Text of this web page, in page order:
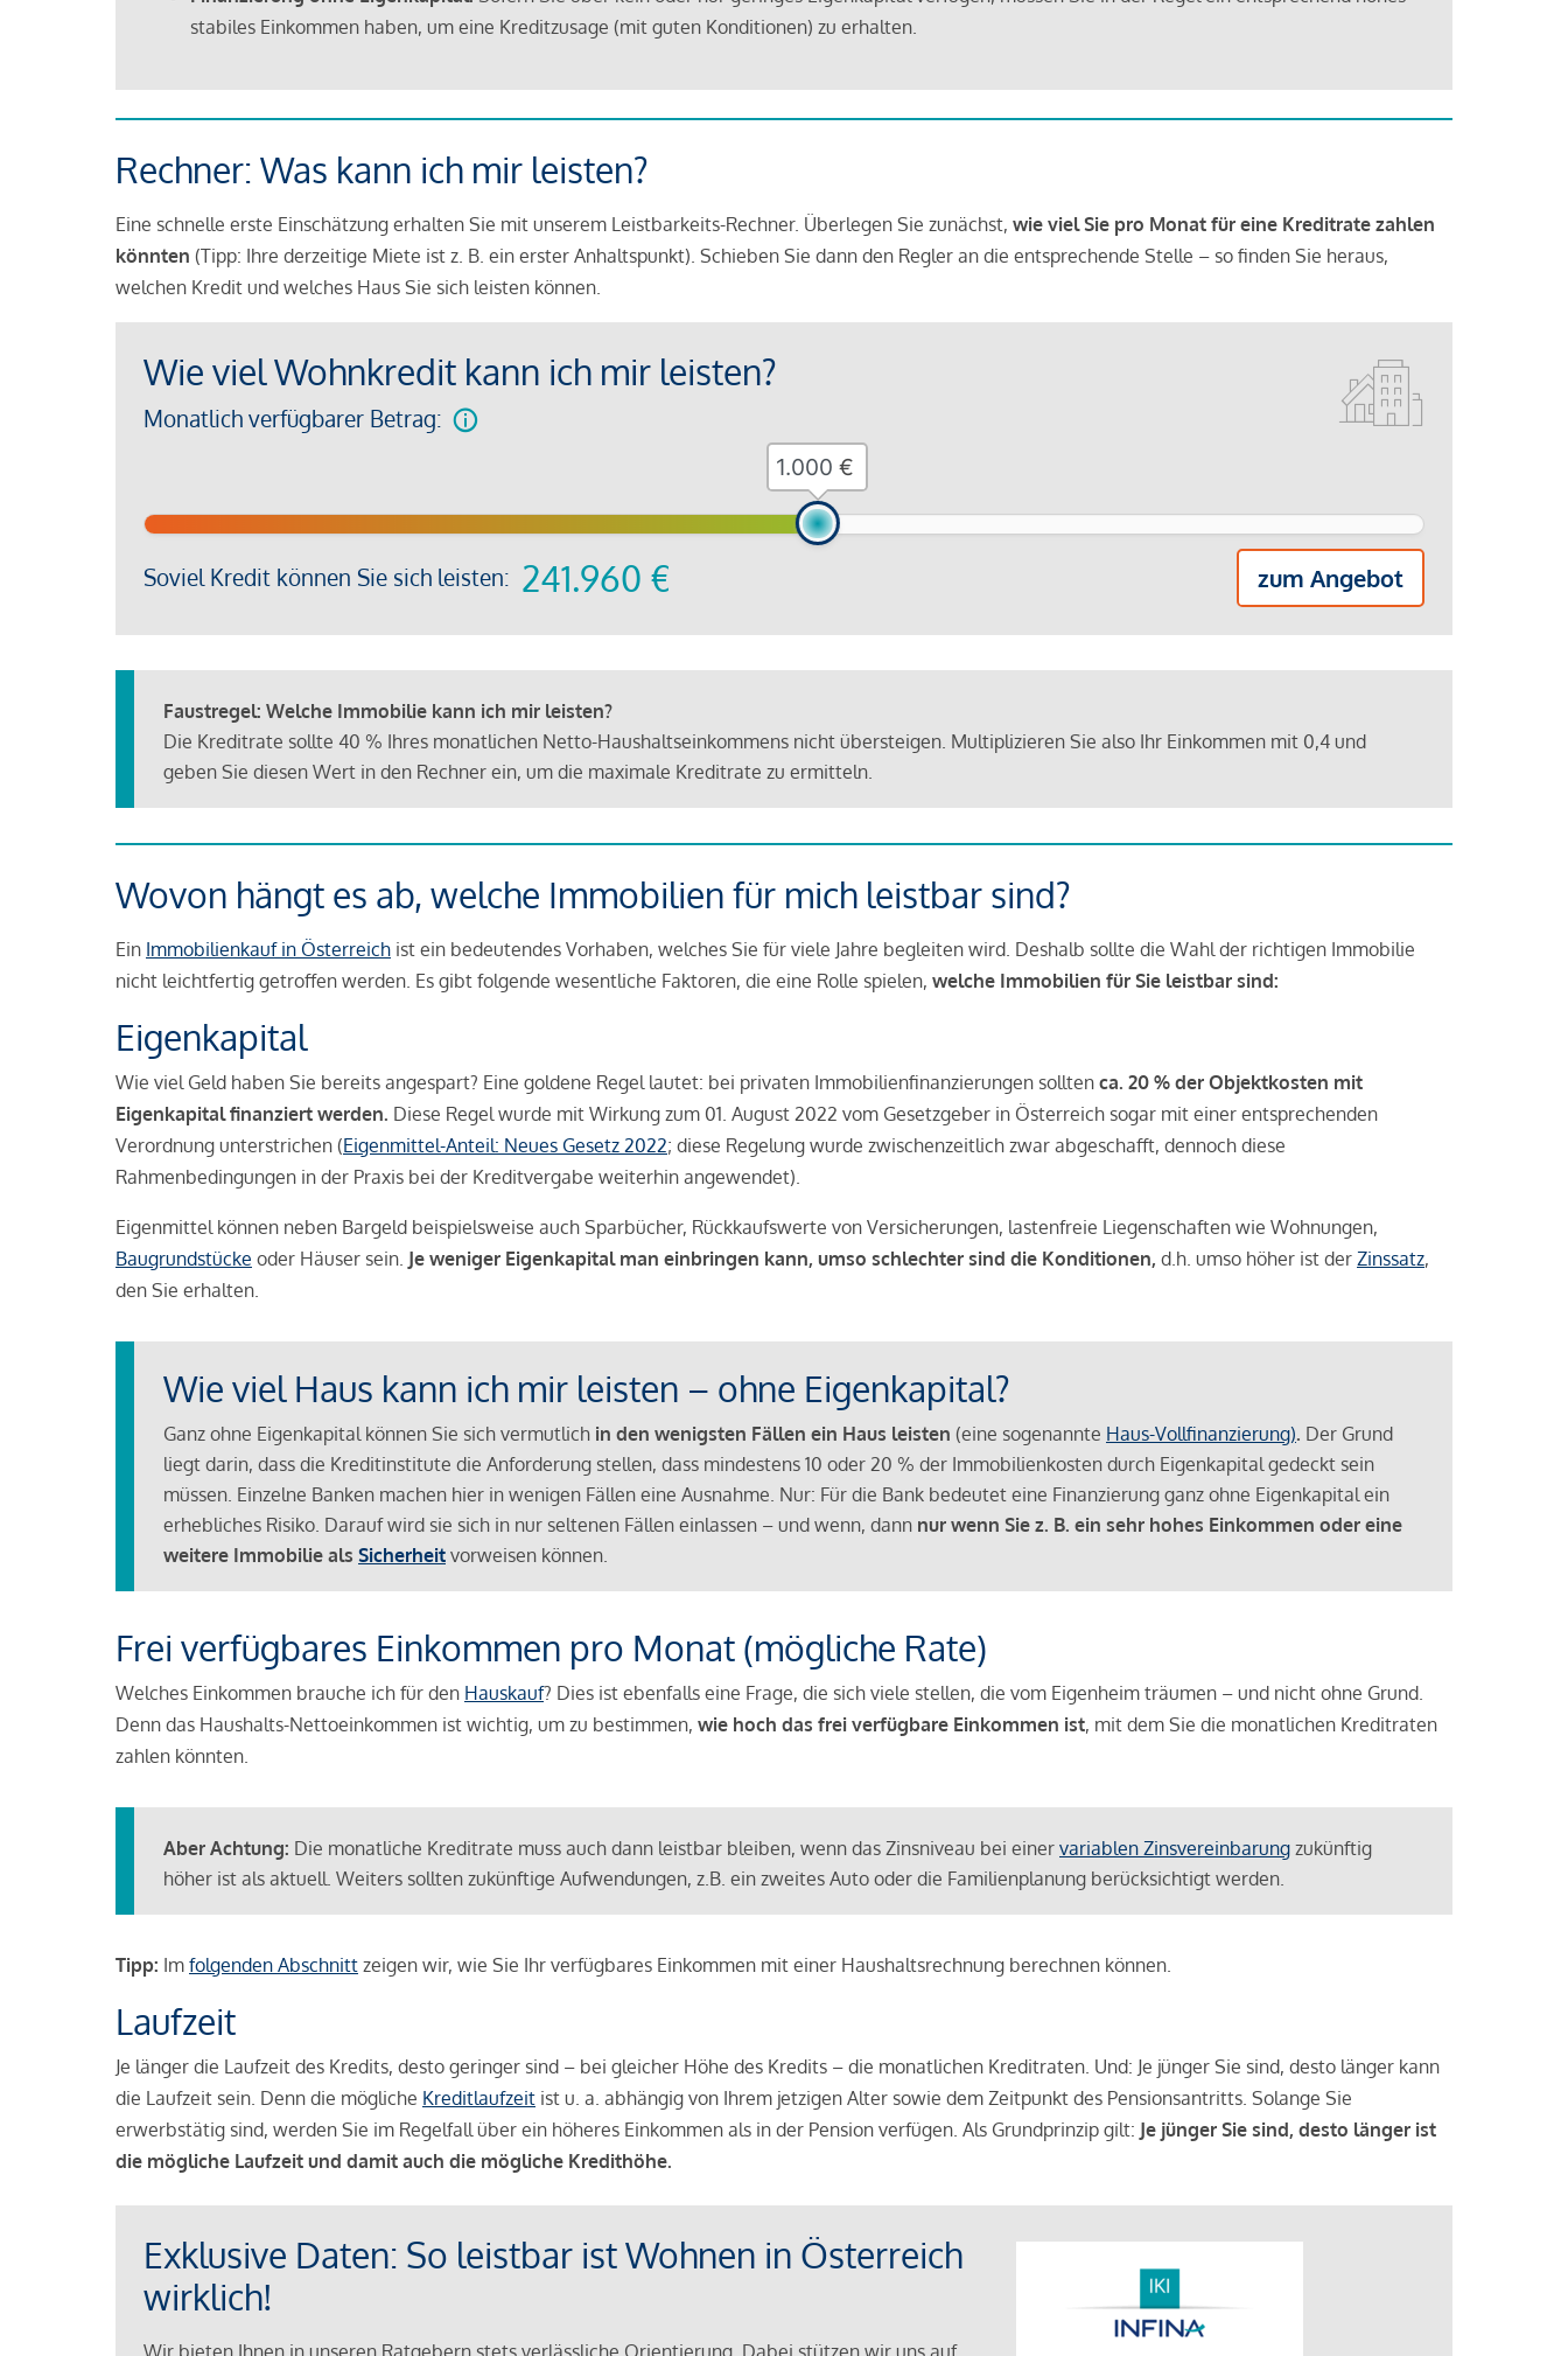
stabiles Einkommen haben, um eine Kreditzusage (mit guten Konditionen) zu erhalten.
Rechner: Was kann ich mir leisten?
Eine schnelle erste Einschätzung erhalten Sie mit unserem Leistbarkeits-Rechner. Überlegen Sie zunächst, wie viel Sie pro Monat für eine Kreditrate zahlen
könnten (Tipp: Ihre derzeitige Miete ist z. B. ein erster Anhaltspunkt). Schieben Sie dann den Regler an die entsprechende Stelle – so finden Sie heraus,
welchen Kredit und welches Haus Sie sich leisten können.
Wie viel Wohnkredit kann ich mir leisten?
Monatlich verfügbarer Betrag:
Soviel Kredit können Sie sich leisten: 241.960 € zum Angebot
€
Faustregel: Welche Immobilie kann ich mir leisten?
Die Kreditrate sollte 40 % Ihres monatlichen Netto-Haushaltseinkommens nicht übersteigen. Multiplizieren Sie also Ihr Einkommen mit 0,4 und
geben Sie diesen Wert in den Rechner ein, um die maximale Kreditrate zu ermitteln.
Wovon hängt es ab, welche Immobilien für mich leistbar sind?
Ein Immobilienkauf in Österreich ist ein bedeutendes Vorhaben, welches Sie für viele Jahre begleiten wird. Deshalb sollte die Wahl der richtigen Immobilie
nicht leichtfertig getroffen werden. Es gibt folgende wesentliche Faktoren, die eine Rolle spielen, welche Immobilien für Sie leistbar sind:
Eigenkapital
Wie viel Geld haben Sie bereits angespart? Eine goldene Regel lautet: bei privaten Immobilienfinanzierungen sollten ca. 20 % der Objektkosten mit
Eigenkapital finanziert werden. Diese Regel wurde mit Wirkung zum 01. August 2022 vom Gesetzgeber in Österreich sogar mit einer entsprechenden
Verordnung unterstrichen (Eigenmittel-Anteil: Neues Gesetz 2022; diese Regelung wurde zwischenzeitlich zwar abgeschafft, dennoch diese
Rahmenbedingungen in der Praxis bei der Kreditvergabe weiterhin angewendet).
Eigenmittel können neben Bargeld beispielsweise auch Sparbücher, Rückkaufswerte von Versicherungen, lastenfreie Liegenschaften wie Wohnungen,
Baugrundstücke oder Häuser sein. Je weniger Eigenkapital man einbringen kann, umso schlechter sind die Konditionen, d.h. umso höher ist der Zinssatz,
den Sie erhalten.
Wie viel Haus kann ich mir leisten – ohne Eigenkapital?
Ganz ohne Eigenkapital können Sie sich vermutlich in den wenigsten Fällen ein Haus leisten (eine sogenannte Haus-Vollfinanzierung). Der Grund
liegt darin, dass die Kreditinstitute die Anforderung stellen, dass mindestens 10 oder 20 % der Immobilienkosten durch Eigenkapital gedeckt sein
müssen. Einzelne Banken machen hier in wenigen Fällen eine Ausnahme. Nur: Für die Bank bedeutet eine Finanzierung ganz ohne Eigenkapital ein
erhebliches Risiko. Darauf wird sie sich in nur seltenen Fällen einlassen – und wenn, dann nur wenn Sie z. B. ein sehr hohes Einkommen oder eine
weitere Immobilie als Sicherheit vorweisen können.
Frei verfügbares Einkommen pro Monat (mögliche Rate)
Welches Einkommen brauche ich für den Hauskauf? Dies ist ebenfalls eine Frage, die sich viele stellen, die vom Eigenheim träumen – und nicht ohne Grund.
Denn das Haushalts-Nettoeinkommen ist wichtig, um zu bestimmen, wie hoch das frei verfügbare Einkommen ist, mit dem Sie die monatlichen Kreditraten
zahlen könnten.
Aber Achtung: Die monatliche Kreditrate muss auch dann leistbar bleiben, wenn das Zinsniveau bei einer variablen Zinsvereinbarung zukünftig
höher ist als aktuell. Weiters sollten zukünftige Aufwendungen, z.B. ein zweites Auto oder die Familienplanung berücksichtigt werden.
Tipp: Im folgenden Abschnitt zeigen wir, wie Sie Ihr verfügbares Einkommen mit einer Haushaltsrechnung berechnen können.
Laufzeit
Je länger die Laufzeit des Kredits, desto geringer sind – bei gleicher Höhe des Kredits – die monatlichen Kreditraten. Und: Je jünger Sie sind, desto länger kann
die Laufzeit sein. Denn die mögliche Kreditlaufzeit ist u. a. abhängig von Ihrem jetzigen Alter sowie dem Zeitpunkt des Pensionsantritts. Solange Sie
erwerbstätig sind, werden Sie im Regelfall über ein höheres Einkommen als in der Pension verfügen. Als Grundprinzip gilt: Je jünger Sie sind, desto länger ist
die mögliche Laufzeit und damit auch die mögliche Kredithöhe.
Exklusive Daten: So leistbar ist Wohnen in Österreich
wirklich!